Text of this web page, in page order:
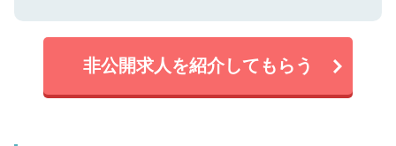
非公開求人を紹介してもらう